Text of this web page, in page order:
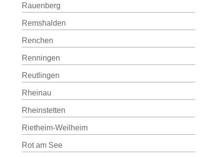
Rauenberg
Remshalden
Renchen
Renningen
Reutlingen
Rheinau
Rheinstetten
Rietheim-Weilheim
Rot am See